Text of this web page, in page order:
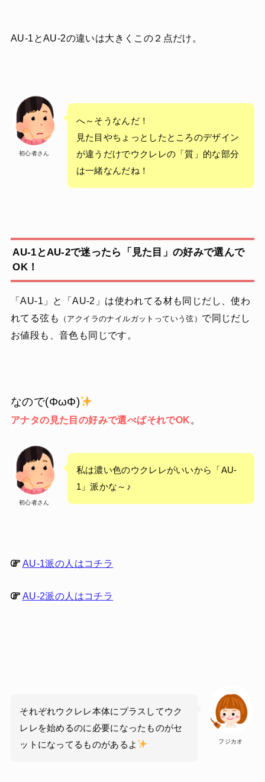
AU-1とAU-2の違いは大きくこの２点だけ。
初心者さん
へ～そうなんだ！
見た目やちょっとしたところのデザイン
が違うだけでウクレレの「質」的な部分
は一緒なんだね！
AU-1とAU-2で迷ったら「見た目」の好みで選んで
OK！
「AU-1」と「AU-2」は使われてる材も同じだし、使わ
れてる弦も
（アクイラのナイルガットっていう弦） で同じだし
お値段も、音色も同じです。
なので(ΦωΦ)
アナタの見た目の好みで選べばそれでOK 。
初心者さん
私は濃い色のウクレレがいいから「AU-
1」派かな～♪
AU-1派の人はコチラ
AU-2派の人はコチラ
フジカオ
それぞれウクレレ本体にプラスしてウク
レレを始めるのに必要になったものがセ
ットになってるものがあるよ